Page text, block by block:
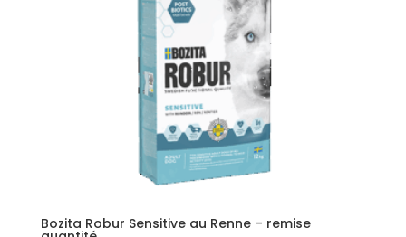
Bozita Robur Sensitive au Renne – remise